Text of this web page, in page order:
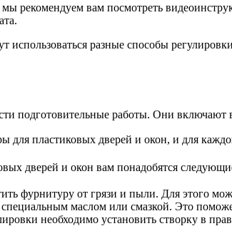
рекомендуем вам посмотреть
разные способы
подготовительные работы. Они включают
для пластиковых дверей и окон, и для
дверей и окон вам понадобятся
фурнитуру от грязи и пыли. Для этого
маслом или смазкой. Это
необходимо установить створку в